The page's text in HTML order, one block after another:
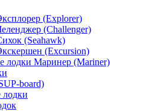
(Explorer)
(Challenger)
(Seahawk)
(Excursion)
лодки Маринер (Mariner)
board)
лодки